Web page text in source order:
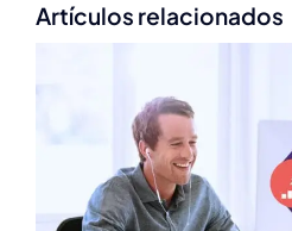
Artículos relacionados